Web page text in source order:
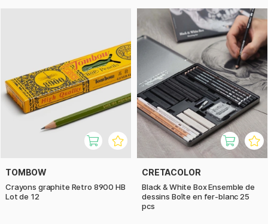
TOMBOW
Crayons graphite Retro 8900 HB
Lot de 12
CRETACOLOR
Black & White Box Ensemble de
dessins Boîte en fer-blanc 25
pcs